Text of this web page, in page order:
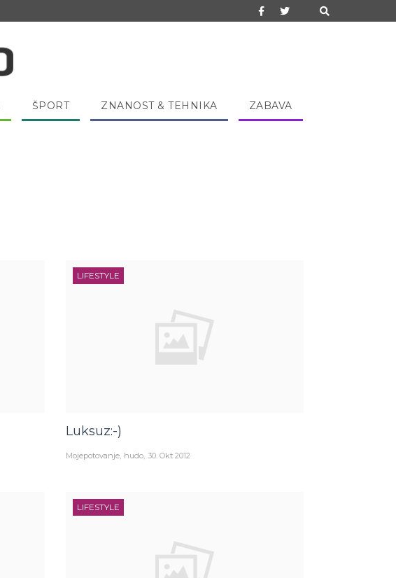
ŠPORT ZNANOST & TEHNIKA ZABAVA
LIFESTYLE
Luksuz:-)
Mojepotovanje hudo 30. Okt 2012
LIFESTYLE